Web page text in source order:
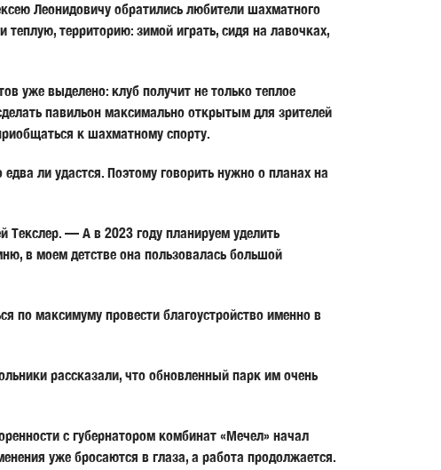
Леонидовичу обратились любители шахматного
территорию: зимой играть, сидя на лавочках,
уже выделено: клуб получит не только теплое
павильон максимально открытым для зрителей
к шахматному спорту.
ли удастся. Поэтому говорить нужно о планах на
— А в 2023 году планируем уделить
в моем детстве она пользовалась большой
по максимуму провести благоустройство именно в
рассказали, что обновленный парк им очень
с губернатором комбинат «Мечел» начал
уже бросаются в глаза, а работа продолжается.